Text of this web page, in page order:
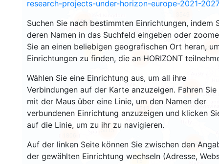
research-projects-under-horizon-europe-2021-2027
Suchen Sie nach bestimmten Einrichtungen, indem
deren Namen in das Suchfeld eingeben oder
Sie an einen beliebigen geografischen Ort heran,
Einrichtungen zu finden, die an HORIZONT
Wählen Sie eine Einrichtung aus, um all ihre
Verbindungen auf der Karte anzuzeigen. Fahren Sie
mit der Maus über eine Linie, um den Namen der
verbundenen Einrichtung anzuzeigen und klicken
auf die Linie, um zu ihr zu navigieren.
Auf der linken Seite können Sie zwischen den
der gewählten Einrichtung wechseln (Adresse,
15
896
5815
65
1564
18658
8936
2399